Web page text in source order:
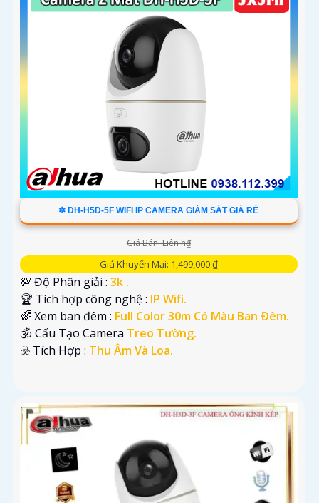
✲ DH-H5D-5F WIFI IP CAMERA GIÁM SÁT GIÁ RẺ
Giá Bán: Liên h₫
Giá Khuyến Mại: 1,499,000 ₫
💯 Độ Phân giải : 3k .
🏆 Tích hợp công nghệ : IP Wifi.
🌈 Xem ban đêm : Full Color 30m Có Màu Ban Ðêm.
🕉️ Cấu Tạo Camera Treo Tường.
️☣️ Tích Hợp : Thu Âm Và Loa.